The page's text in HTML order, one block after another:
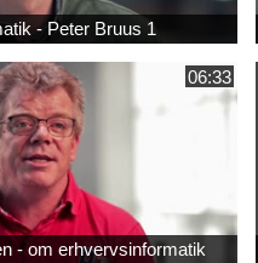
- Peter Bruus 1
06:33
- om erhvervsinformatik